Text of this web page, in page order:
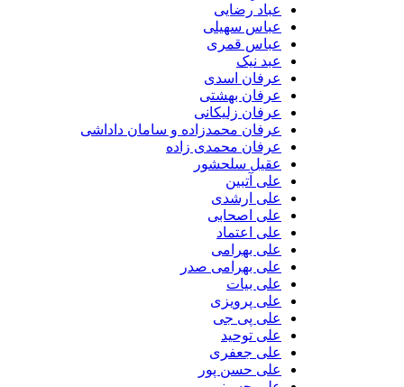
عباد رضایی
عباس سهیلی
عباس قمری
عبد نیک
عرفان اسدی
عرفان بهشتی
عرفان زلیکانی
عرفان محمدزاده و سامان داداشی
عرفان محمدی زاده
عقیل سلحشور
علی آتبین
علی ارشدی
علی اصحابی
علی اعتماد
علی بهرامی
علی بهرامی صدر
علی بیات
علی پرویزی
علی پی جی
علی توحید
علی جعفری
علی حسن پور